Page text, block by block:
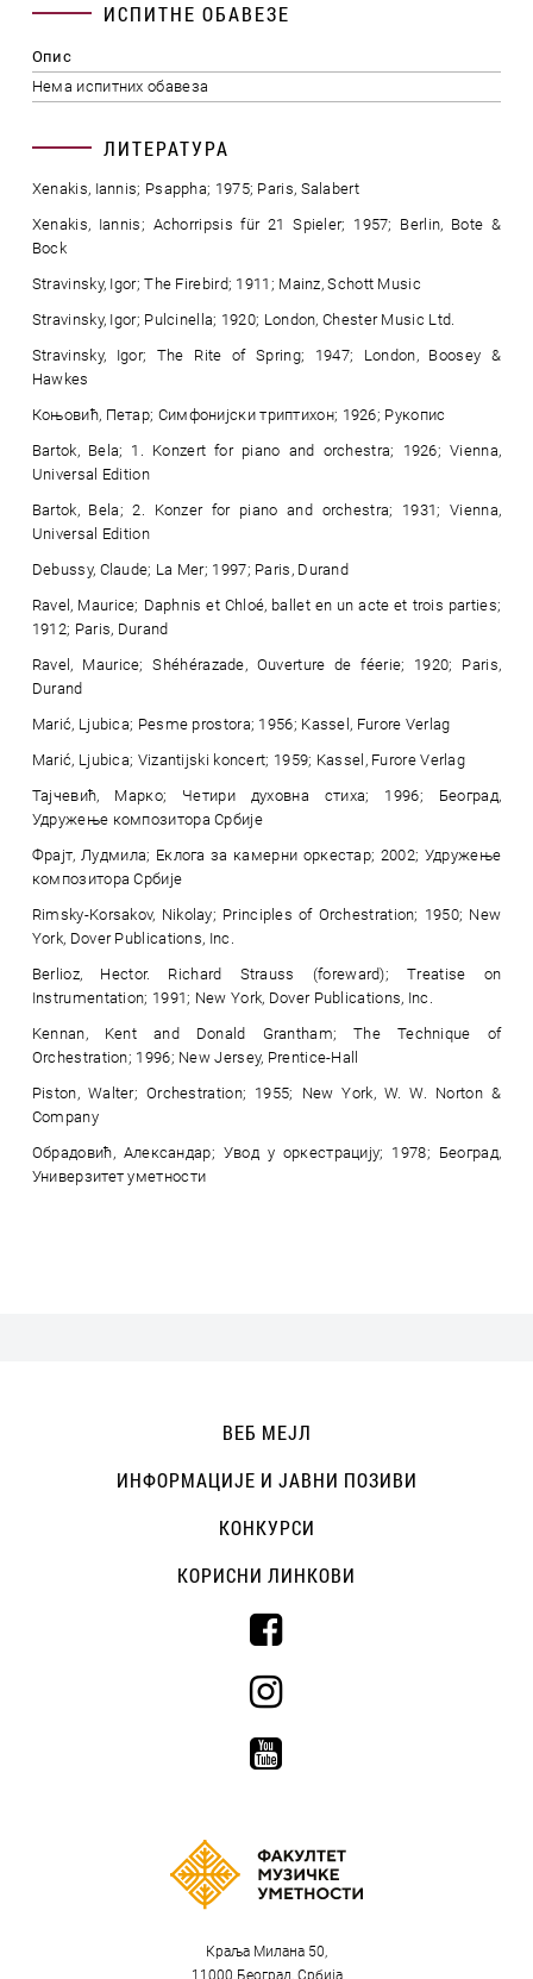
ИСПИТНЕ ОБАВЕЗЕ
Опис
Нема испитних обавеза
ЛИТЕРАТУРА
Xenakis, Iannis; Psappha; 1975; Paris, Salabert
Xenakis, Iannis; Achorripsis für 21 Spieler; 1957; Berlin, Bote &
Bock
Stravinsky, Igor; The Firebird; 1911; Mainz, Schott Music
Stravinsky, Igor; Pulcinella; 1920; London, Chester Music Ltd.
Stravinsky, Igor; The Rite of Spring; 1947; London, Boosey &
Hawkes
Коњовић, Петар; Симфонијски триптихон; 1926; Рукопис
Bartok, Bela; 1. Konzert for piano and orchestra; 1926; Vienna,
Universal Edition
Bartok, Bela; 2. Konzer for piano and orchestra; 1931; Vienna,
Universal Edition
Debussy, Claude; La Mer; 1997; Paris, Durand
Ravel, Maurice; Daphnis et Chloé, ballet en un acte et trois parties;
1912; Paris, Durand
Ravel, Maurice; Shéhérazade, Ouverture de féerie; 1920; Paris,
Durand
Marić, Ljubica; Pesme prostora; 1956; Kassel, Furore Verlag
Marić, Ljubica; Vizantijski koncert; 1959; Kassel, Furore Verlag
Тајчевић, Марко; Четири духовна стиха; 1996; Београд,
Удружење композитора Србије
Фрајт, Лудмила; Еклога за камерни оркестар; 2002; Удружење
композитора Србије
Rimsky-Korsakov, Nikolay; Principles of Orchestration; 1950; New
York, Dover Publications, Inc.
Berlioz, Hector. Richard Strauss (foreward); Treatise on
Instrumentation; 1991; New York, Dover Publications, Inc.
Kennan, Kent and Donald Grantham; The Technique of
Orchestration; 1996; New Jersey, Prentice-Hall
Piston, Walter; Orchestration; 1955; New York, W. W. Norton &
Company
Обрадовић, Александар; Увод у оркестрацију; 1978; Београд,
Универзитет уметности
Краља Милана 50,
11000 Београд, Србија
ВЕБ МЕЈЛ
ИНФОРМАЦИЈЕ И ЈАВНИ ПОЗИВИ
КОНКУРСИ
КОРИСНИ ЛИНКОВИ